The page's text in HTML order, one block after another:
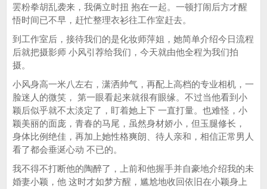
罢粉拳胡乱袭来，我俩立时扭 抱在一起。一顿打闹后方才醒
悟时间已不早，赶忙整理衣衫往工作室赶去。
到工作室后，接待我们的是化妆师萍姐，她简单介绍今日流程
后就把摄影师 小风引荐给我们，今天就由他全程为我们拍
摄。
小风身高一米八左右，潇洒帅气，再配上高档的专业相机，一
脸迷人的微笑， 第一眼看起来就很有眼缘。不过当他看到小
颖后似乎就不太淡定了，盯着她上下 一直打量。也难怪，小
颖美丽的面庞，青春的马尾，虽然身材娇小，但玉腿修长，
身体比例绝佳，再加上她性格爽朗、待人亲和，相信正常男人
看了都会垂涎心动 不已的。
我不得不打断他的陶醉了，上前和他握手并自豪地介绍我的未
婚妻小颖，他 这时才如梦方醒，尴尬地收回依旧在小颖身上